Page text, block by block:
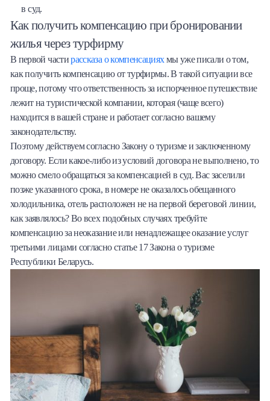
в суд.
Как получить компенсацию при бронировании
жилья через турфирму
В первой частирассказа о компенсацияхмы уже писали о том,
как получить компенсацию от турфирмы. В такой ситуации все
проще, потому что ответственность за испорченное путешествие
лежит на туристической компании, которая (чаще всего)
находится в вашей стране и работает согласно вашему
законодательству.
Поэтому действуем согласно Закону о туризме и заключенному
договору. Если какое-либо из условий договора не выполнено, то
можно смело обращаться за компенсацией в суд. Вас заселили
позже указанного срока, в номере не оказалось обещанного
холодильника, отель расположен не на первой береговой линии,
как заявлялось? Во всех подобных случаях требуйте
компенсацию за неоказание или ненадлежащее оказание услуг
третьими лицами согласно статье 17 Закона о туризме
Республики Беларусь.